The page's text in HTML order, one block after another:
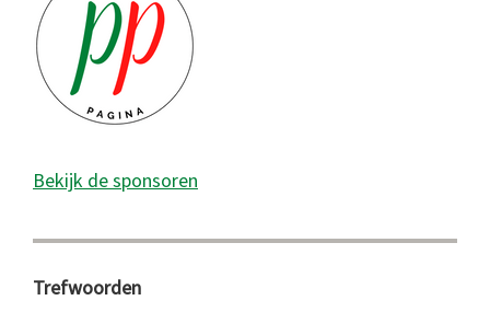
Bekijk de sponsoren
Trefwoorden